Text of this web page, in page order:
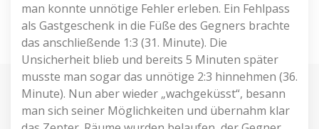
man konnte unnötige Fehler erleben. Ein Fehlpass
als Gastgeschenk in die Füße des Gegners brachte
das anschließende 1:3 (31. Minute). Die
Unsicherheit blieb und bereits 5 Minuten später
musste man sogar das unnötige 2:3 hinnehmen (36.
Minute). Nun aber wieder „wachgeküsst“, besann
man sich seiner Möglichkeiten und übernahm klar